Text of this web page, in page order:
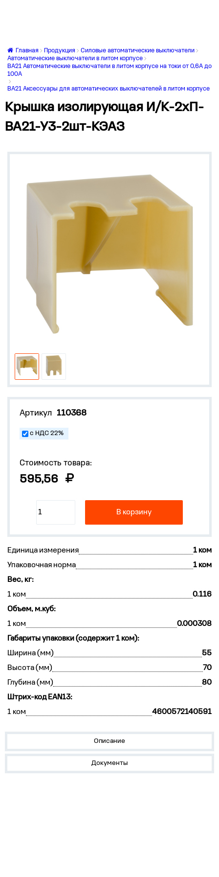
Главная Продукция
Силовые автоматические выключатели
Автоматические выключатели в литом корпусе
ВА21 Автоматические выключатели в литом корпусе на токи от 0,6А до
100А
ВА21 Аксессуары для автоматических выключателей в литом корпусе
Крышка изолирующая И/К-2хП-
ВА21-У3-2шт-КЭАЗ
Артикул 110368
с НДС 22%
Стоимость товара:
595,56
В корзину
Единица измерения
1 ком
Упаковочная норма
1 ком
Вес, кг:
1 ком
0.116
Объем, м.куб:
1 ком
0.000308
Габариты упаковки (содержит 1 ком):
Ширина (мм)
55
Высота (мм)
70
Глубина (мм)
80
Штрих-код EAN13:
1 ком
4600572140591
Описание
Документы